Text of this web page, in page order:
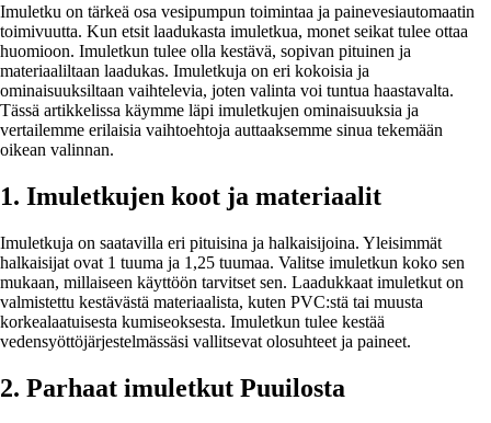
Imuletku on tärkeä osa vesipumpun toimintaa ja painevesiautomaatin
toimivuutta. Kun etsit laadukasta imuletkua, monet seikat tulee ottaa
huomioon. Imuletkun tulee olla kestävä, sopivan pituinen ja
materiaaliltaan laadukas. Imuletkuja on eri kokoisia ja
ominaisuuksiltaan vaihtelevia, joten valinta voi tuntua haastavalta.
Tässä artikkelissa käymme läpi imuletkujen ominaisuuksia ja
vertailemme erilaisia vaihtoehtoja auttaaksemme sinua tekemään
oikean valinnan.
1. Imuletkujen koot ja materiaalit
Imuletkuja on saatavilla eri pituisina ja halkaisijoina. Yleisimmät
halkaisijat ovat 1 tuuma ja 1,25 tuumaa. Valitse imuletkun koko sen
mukaan, millaiseen käyttöön tarvitset sen. Laadukkaat imuletkut on
valmistettu kestävästä materiaalista, kuten PVC:stä tai muusta
korkealaatuisesta kumiseoksesta. Imuletkun tulee kestää
vedensyöttöjärjestelmässäsi vallitsevat olosuhteet ja paineet.
2. Parhaat imuletkut Puuilosta